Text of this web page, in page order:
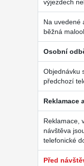
výjezdech
Na uvedené
běžná
Osobní
Objednávku
předchozí
Reklamace
Reklamace,
návštěva
telefonické
Před